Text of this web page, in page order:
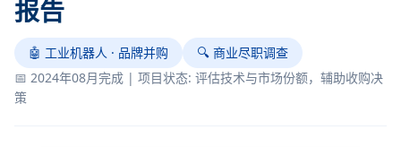
报告
🤖 工业机器人 · 品牌并购
🔍 商业尽职调查
📅 2024年08月完成 | 项目状态: 评估技术与市场份额，辅助收购决
策